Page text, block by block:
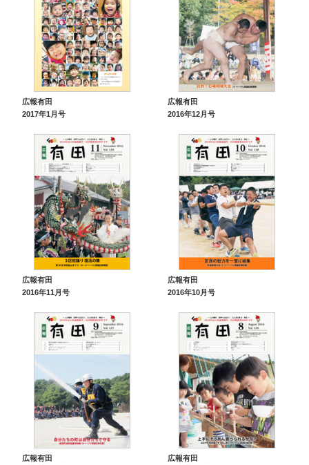
広報有田
2017年1月号
広報有田
2016年12月号
広報有田
2016年11月号
広報有田
2016年10月号
広報有田
広報有田